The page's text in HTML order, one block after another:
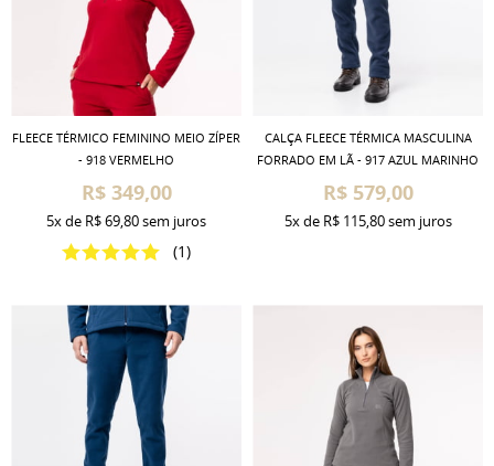
FLEECE TÉRMICO FEMININO MEIO ZÍPER
- 918 VERMELHO
R$ 349,00
(1)
5xde R$ 69,80sem juros
CALÇA FLEECE TÉRMICA MASCULINA
FORRADO EM LÃ - 917 AZUL MARINHO
R$ 579,00
5xde R$ 115,80sem juros